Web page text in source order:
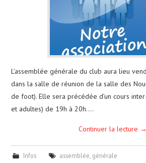
NOUS CONTACTER
L’assemblée générale du club aura lieu
dans la salle de réunion de la salle des
de foot). Elle sera précédée d’un cours
et adultes) de 19h à 20h.…
Continuer la lecture →
Infos assemblée, générale